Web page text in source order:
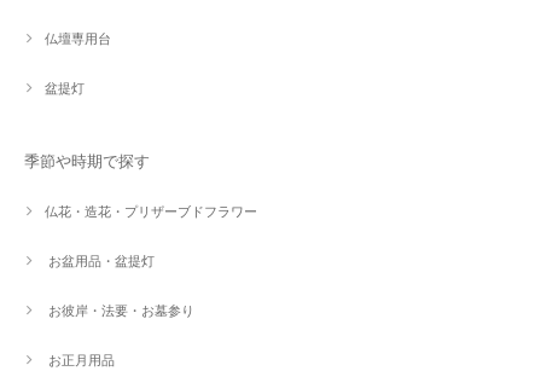
仏壇専用台
盆提灯
季節や時期で探す
仏花・造花・プリザーブドフラワー
お盆用品・盆提灯
お彼岸・法要・お墓参り
お正月用品